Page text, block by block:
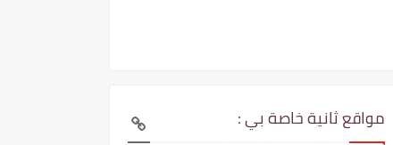
مواقع ثانية خاصة بي :